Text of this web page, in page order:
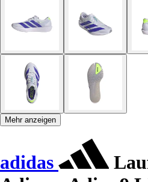
Mehr anzeigen
adidas